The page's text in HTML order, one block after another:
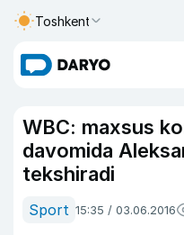
Toshkent
WBC: maxsus
davomida
tekshiradi
Sport 15:35 / 03.06.2016